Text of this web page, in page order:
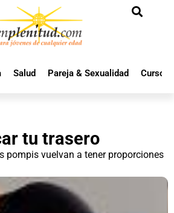
Salud Pareja & Sexualidad Cursos
tu trasero
pompis vuelvan a tener proporciones